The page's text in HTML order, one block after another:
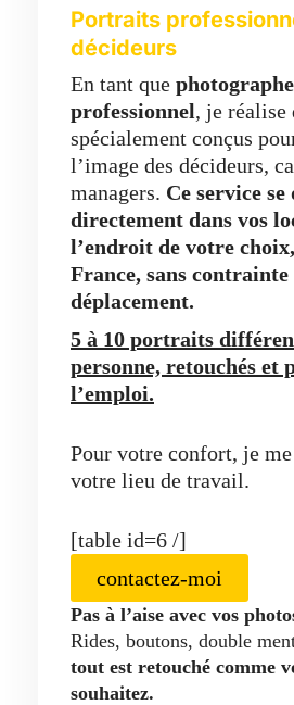
Portraits
décideurs
En tant que
professionnel, je réalise
spécialement conçus
l’image des décideurs,
managers. Ce service
directement dans vos
l’endroit de votre
France, sans contrainte
déplacement.
5 à 10 portraits
personne, retouchés et
l’emploi.
Pour votre confort, je
votre lieu de travail.
[table id=6 /]
contactez-moi
Pas à l’aise avec vos
Rides, boutons, double
tout est retouché comme
souhaitez.